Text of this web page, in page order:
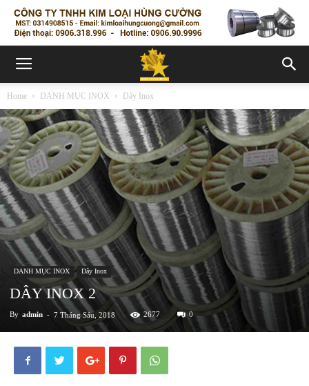
Home DANH MỤC INOX Dây Inox
DANH MỤC INOX Dây Inox
DÂY INOX 2
By admin - 7 Tháng Sáu, 2018 2677 0